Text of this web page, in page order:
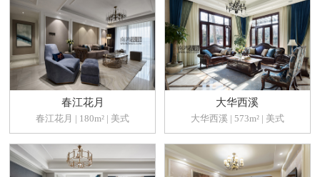
春江花月
春江花月 | 180m² | 美式
大华西溪
大华西溪 | 573m² | 美式